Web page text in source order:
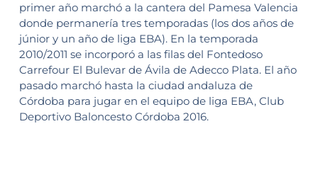
primer año marchó a la cantera del Pamesa Valencia
donde permanería tres temporadas (los dos años de
júnior y un año de liga EBA). En la temporada
2010/2011 se incorporó a las filas del Fontedoso
Carrefour El Bulevar de Ávila de Adecco Plata. El año
pasado marchó hasta la ciudad andaluza de
Córdoba para jugar en el equipo de liga EBA, Club
Deportivo Baloncesto Córdoba 2016.